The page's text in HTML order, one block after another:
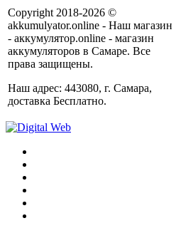
Copyright 2018-2026 ©
akkumulyator.online - Наш магазин
- аккумулятор.online - магазин
аккумуляторов в Самаре. Все
права защищены.
Наш адрес: 443080, г. Самара,
доставка Бесплатно.